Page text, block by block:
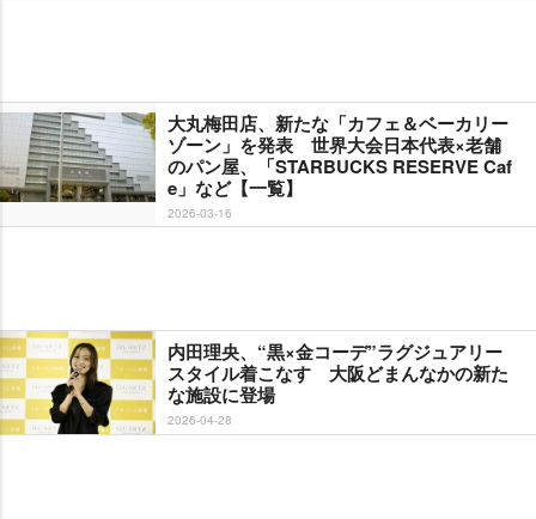
大丸梅田店、新たな「カフェ＆ベーカリー
ゾーン」を発表 世界大会日本代表×老舗
のパン屋、「STARBUCKS RESERVE Caf
e」など【一覧】
2026-03-16
内田理央、“黒×金コーデ”ラグジュアリー
スタイル着こなす 大阪どまんなかの新た
な施設に登場
2026-04-28